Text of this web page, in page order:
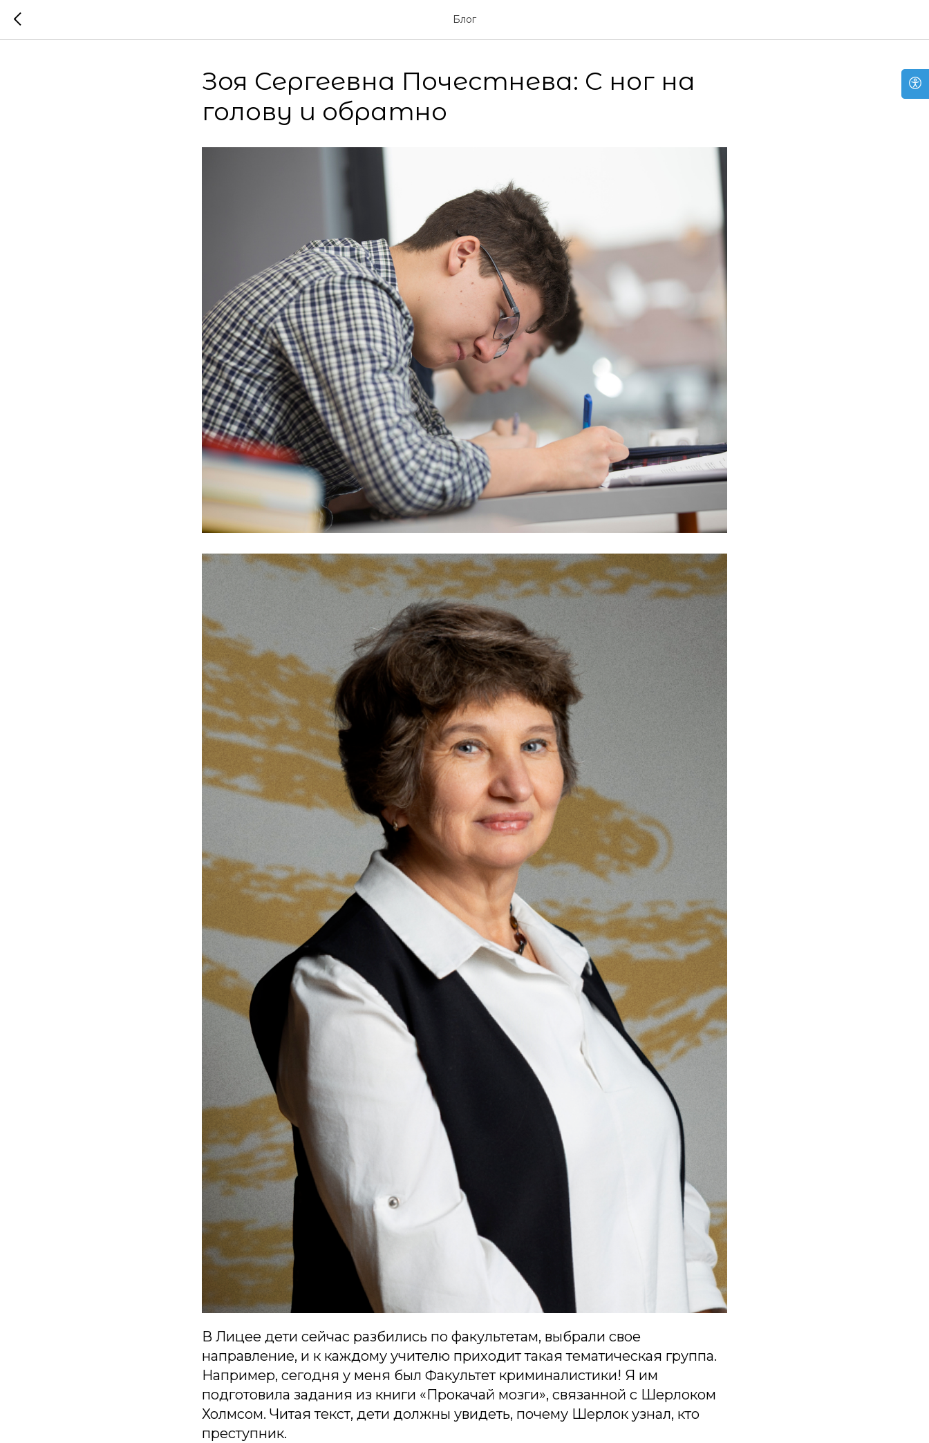
Блог
Зоя Сергеевна Почестнева: С ног на
голову и обратно
В Лицее дети сейчас разбились по факультетам, выбрали свое
направление, и к каждому учителю приходит такая тематическая группа.
Например, сегодня у меня был Факультет криминалистики! Я им
подготовила задания из книги «Прокачай мозги», связанной с Шерлоком
Холмсом. Читая текст, дети должны увидеть, почему Шерлок узнал, кто
преступник.